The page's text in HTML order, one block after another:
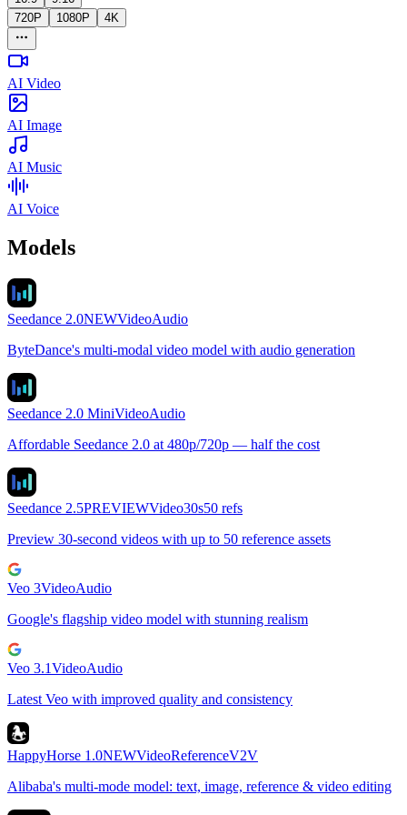
720P
1080P 4K
AI Video
AI Image
AI Music
AI Voice
Models
Seedance 2.0NEWVideoAudio
ByteDance's multi-modal video model with audio generation
Seedance 2.0 MiniVideoAudio
Affordable Seedance 2.0 at 480p/720p — half the cost
Seedance 2.5PREVIEWVideo30s50 refs
Preview 30-second videos with up to 50 reference assets
Veo 3VideoAudio
Google's flagship video model with stunning realism
Veo 3.1VideoAudio
Latest Veo with improved quality and consistency
HappyHorse 1.0NEWVideoReferenceV2V
Alibaba's multi-mode model: text, image, reference & video editing